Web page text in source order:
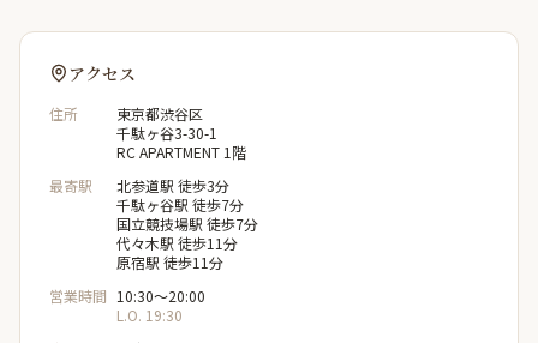
アクセス
住所
東京都渋谷区
千駄ヶ谷3-30-1
RC APARTMENT 1階
最寄駅
北参道駅 徒歩3分
千駄ヶ谷駅 徒歩7分
国立競技場駅 徒歩7分
代々木駅 徒歩11分
原宿駅 徒歩11分
営業時間 10:30〜20:00
L.O. 19:30